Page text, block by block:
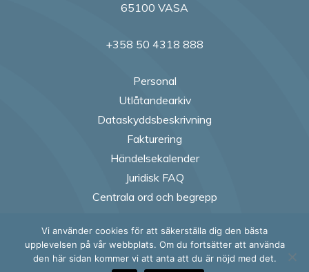
65100 VASA
+358 50 4318 888
Personal
Utlåtandearkiv
Dataskyddsbeskrivning
Fakturering
Händelsekalender
Juridisk FAQ
Centrala ord och begrepp
Follow us on
Follow us on
Follow
Vi använder cookies för att säkerställa dig den bästa
upplevelsen på vår webbplats. Om du fortsätter att använda
den här sidan kommer vi att anta att du är nöjd med det.